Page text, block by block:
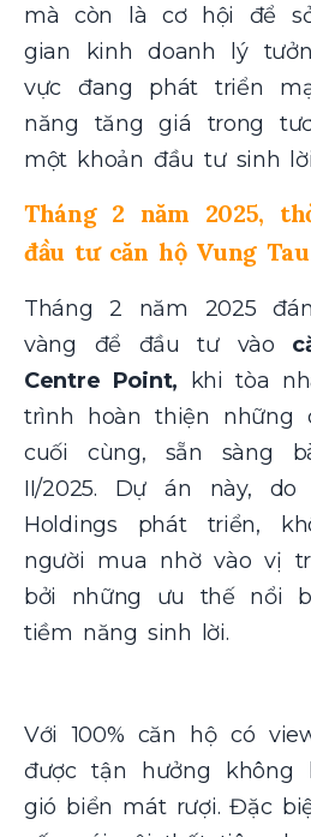
mà còn là cơ hội để
gian kinh doanh lý
vực đang phát triển
năng tăng giá trong
một khoản đầu tư sinh
Tháng 2 năm 2025,
đầu tư căn hộ Vung
Tháng 2 năm 2025
vàng để đầu tư vào
Centre Point,
khi tòa
trình hoàn thiện những
cuối cùng, sẵn sàng
II/2025. Dự án này,
Holdings phát triển,
người mua nhờ vào vị
bởi những ưu thế nổi
tiềm năng sinh lời.
Với 100% căn hộ có
được tận hưởng không
gió biển mát rượi. Đặc